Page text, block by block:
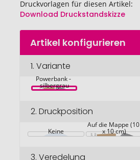
Druckvorlagen für diesen Artikel:
Download Druckstandskizze
Zum
Anfang
Bildgalerie
springen
Artikel konfigurieren
1. Variante
aus Kunstleder
Powerbank -
silbergrau
2. Druckposition
Keine
Auf die Mappe (10
x 10 cm)
3. Veredelung